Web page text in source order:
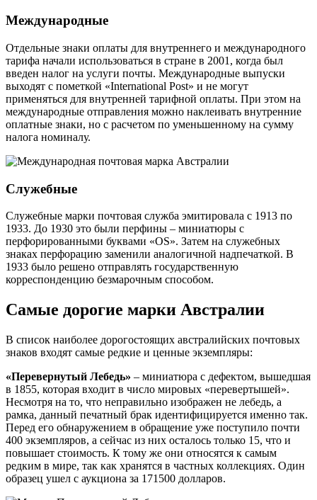
Международные
Отдельные знаки оплаты для внутреннего и международного
тарифа начали использоваться в стране в 2001, когда был
введен налог на услуги почты. Международные выпуски
выходят с пометкой «International Post» и не могут
применяться для внутренней тарифной оплаты. При этом на
международные отправления можно наклеивать внутренние
оплатные знаки, но с расчетом по уменьшенному на сумму
налога номиналу.
Служебные
Служебные марки почтовая служба эмитировала с 1913 по
1933. До 1930 это были перфины – миниатюры с
перфорированными буквами «OS». Затем на служебных
знаках перфорацию заменили аналогичной надпечаткой. В
1933 было решено отправлять государственную
корреспонденцию безмарочным способом.
Самые дорогие марки Австралии
В список наиболее дорогостоящих австралийских почтовых
знаков входят самые редкие и ценные экземпляры:
«Перевернутый Лебедь» – миниатюра с дефектом, вышедшая
в 1855, которая входит в число мировых «перевертышей».
Несмотря на то, что неправильно изображен не лебедь, а
рамка, данный печатный брак идентифицируется именно так.
Перед его обнаружением в обращение уже поступило почти
400 экземпляров, а сейчас из них осталось только 15, что и
повышает стоимость. К тому же они относятся к самым
редким в мире, так как хранятся в частных коллекциях. Один
образец ушел с аукциона за 171500 долларов.